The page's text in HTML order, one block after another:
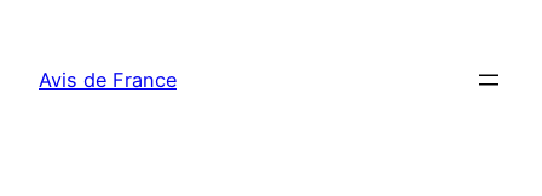
contenu
Avis de France